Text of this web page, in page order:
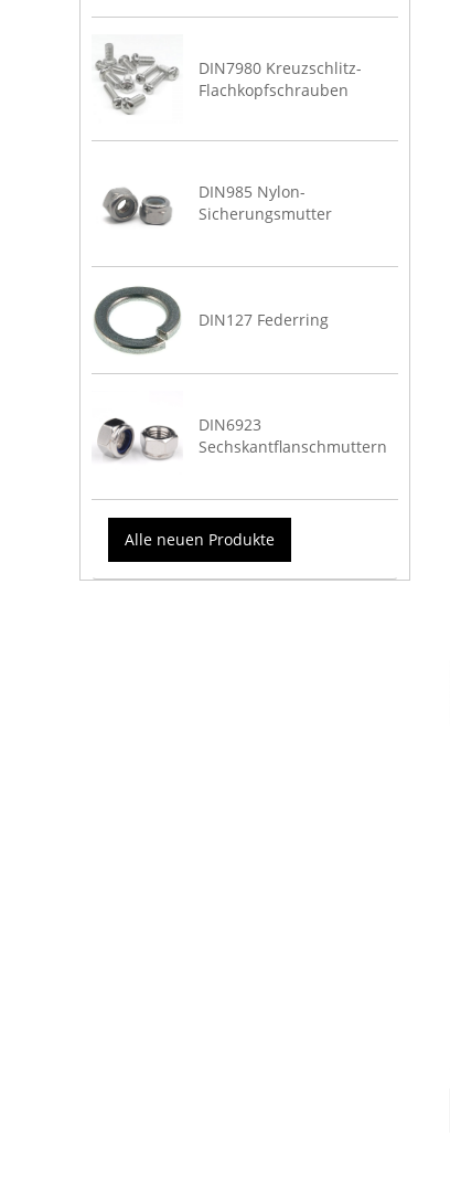
DIN7980 Kreuzschlitz-
Flachkopfschrauben
DIN985 Nylon-
Sicherungsmutter
DIN127 Federring
DIN6923
Sechskantflanschmuttern
Alle neuen Produkte